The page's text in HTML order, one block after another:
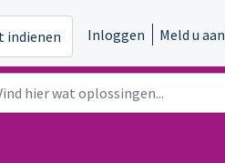
indienen Inloggen Meld u aan